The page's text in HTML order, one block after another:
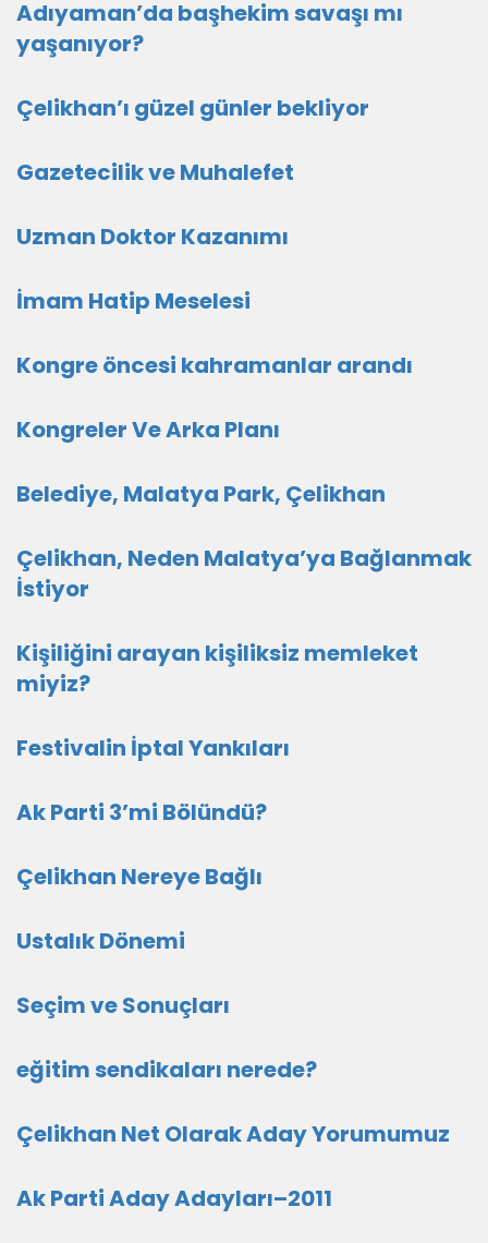
Adıyaman’da başhekim savaşı mı
yaşanıyor?
Çelikhan’ı güzel günler bekliyor
Gazetecilik ve Muhalefet
Uzman Doktor Kazanımı
İmam Hatip Meselesi
Kongre öncesi kahramanlar arandı
Kongreler Ve Arka Planı
Belediye, Malatya Park, Çelikhan
Çelikhan, Neden Malatya’ya Bağlanmak
İstiyor
Kişiliğini arayan kişiliksiz memleket
miyiz?
Festivalin İptal Yankıları
Ak Parti 3’mi Bölündü?
Çelikhan Nereye Bağlı
Ustalık Dönemi
Seçim ve Sonuçları
eğitim sendikaları nerede?
Çelikhan Net Olarak Aday Yorumumuz
Ak Parti Aday Adayları–2011